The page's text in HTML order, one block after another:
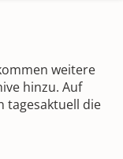
weitere
hinzu. Auf
tagesaktuell die